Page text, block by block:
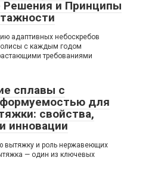
Решения и Принципы
адаптивных небоскребов
с каждым годом
требованиями
сплавы с
для
свойства,
инновации
вытяжку и роль нержавеющих
— один из ключевых